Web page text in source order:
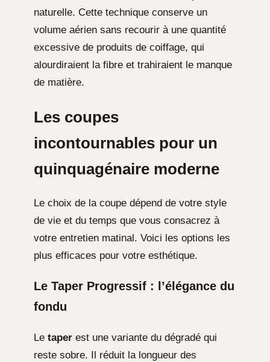
naturelle. Cette technique conserve un
volume aérien sans recourir à une quantité
excessive de produits de coiffage, qui
alourdiraient la fibre et trahiraient le manque
de matière.
Les coupes
incontournables pour un
quinquagénaire moderne
Le choix de la coupe dépend de votre style
de vie et du temps que vous consacrez à
votre entretien matinal. Voici les options les
plus efficaces pour votre esthétique.
Le Taper Progressif : l’élégance du
fondu
Le taper est une variante du dégradé qui
reste sobre. Il réduit la longueur des